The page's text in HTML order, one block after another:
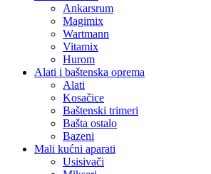
Ankarsrum
Magimix
Wartmann
Vitamix
Hurom
Alati i baštenska oprema
Alati
Kosačice
Baštenski trimeri
Bašta ostalo
Bazeni
Mali kućni aparati
Usisivači